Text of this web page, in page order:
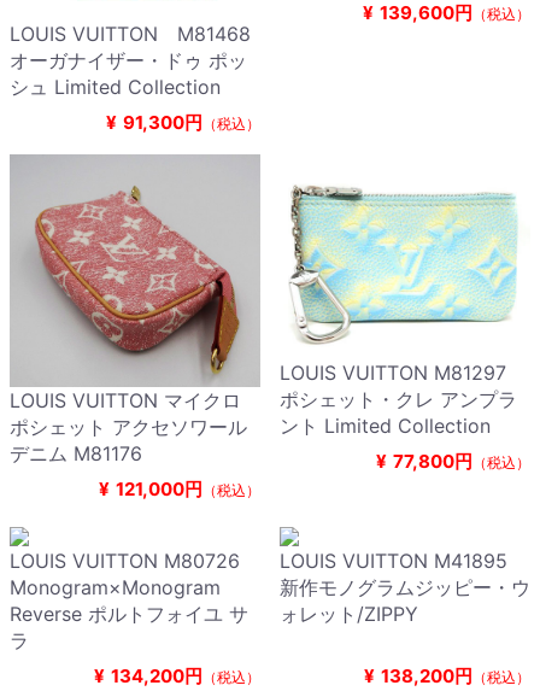
LOUIS VUITTON M81468
オーガナイザー・ドゥ ポッ
シュ Limited Collection
¥ 91,300円 （税込）
¥ 139,600円 （税込）
LOUIS VUITTON マイクロ
ポシェット アクセソワール
デニム M81176
¥ 121,000円 （税込）
LOUIS VUITTON M81297
ポシェット・クレ アンプラ
ント Limited Collection
¥ 77,800円 （税込）
LOUIS VUITTON M80726
Monogram×Monogram
Reverse ポルトフォイユ サ
ラ
¥ 134,200円 （税込）
LOUIS VUITTON M41895
新作モノグラムジッピー・ウ
ォレット/ZIPPY
¥ 138,200円 （税込）